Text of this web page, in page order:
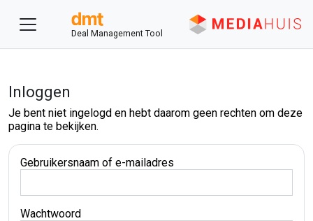
Deal Management Tool
Inloggen
Je bent niet ingelogd en hebt daarom geen rechten om deze
pagina te bekijken.
Gebruikersnaam of e-mailadres
Wachtwoord